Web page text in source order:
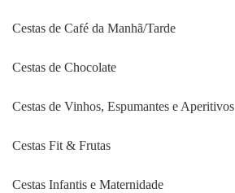
Cestas de Café da Manhã/Tarde
Cestas de Chocolate
Cestas de Vinhos, Espumantes e Aperitivos
Cestas Fit & Frutas
Cestas Infantis e Maternidade